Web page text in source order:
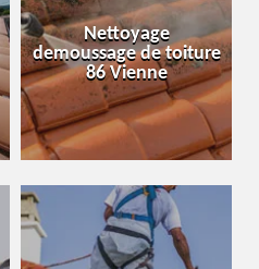
Nettoyage
demoussage de toiture
86 Vienne